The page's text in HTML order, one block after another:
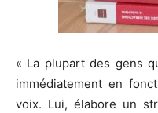
« La plupart des gens
immédiatement en
voix. Lui, élabore un